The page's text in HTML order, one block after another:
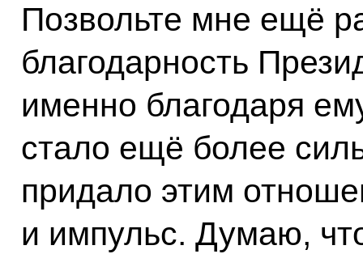
Позвольте мне ещё
благодарность
именно благодаря
стало ещё более
придало этим
и импульс. Думаю,